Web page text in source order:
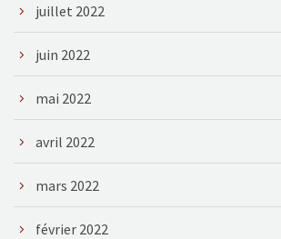
juillet 2022
juin 2022
mai 2022
avril 2022
mars 2022
février 2022